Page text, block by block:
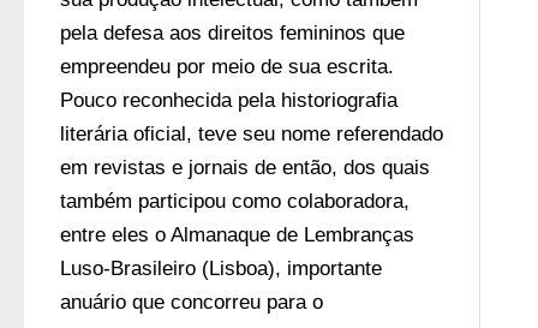
pela defesa aos direitos femininos que
empreendeu por meio de sua escrita.
Pouco reconhecida pela historiografia
literária oficial, teve seu nome referendado
em revistas e jornais de então, dos quais
também participou como colaboradora,
entre eles o Almanaque de Lembranças
Luso-Brasileiro (Lisboa), importante
anuário que concorreu para o